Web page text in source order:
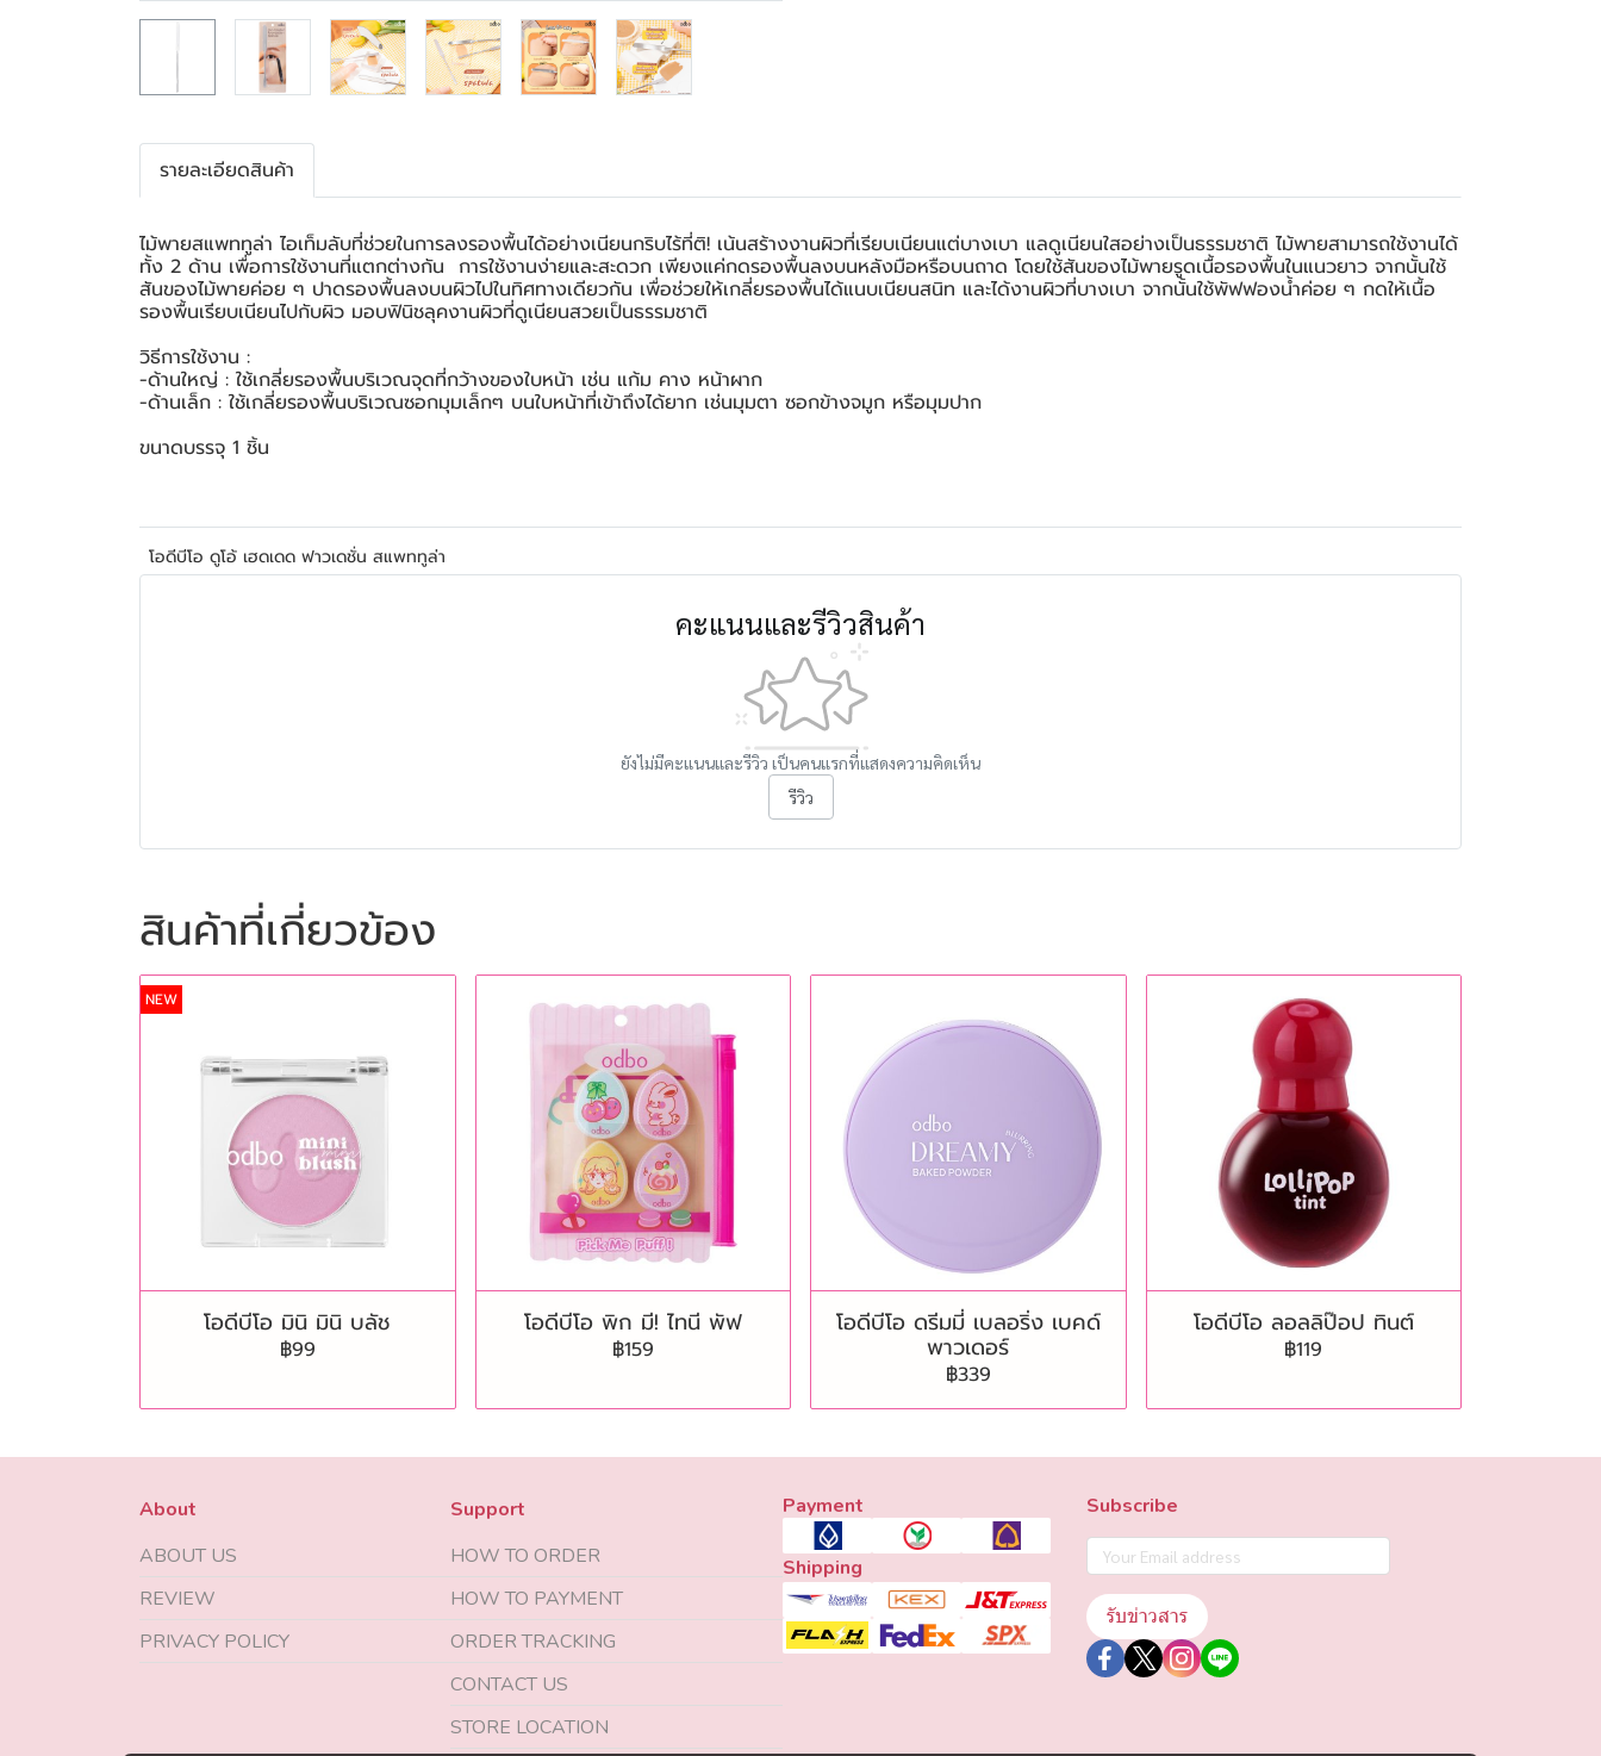
รายละเอียดสินค้า
ไม้พายสแพททูล่า ไอเท็มลับที่ช่วยในการลงรองพื้นได้อย่างเนียนกริบไร้ที่ติ! เน้นสร้างงานผิวที่เรียบเนียนแต่บางเบา แลดูเนียนใสอย่างเป็นธรรมชาติ ไม้พายสามารถใช้งานได้
ทั้ง 2 ด้าน เพื่อการใช้งานที่แตกต่างกัน การใช้งานง่ายและสะดวก เพียงแค่กดรองพื้นลงบนหลังมือหรือบนถาด โดยใช้สันของไม้พายรูดเนื้อรองพื้นในแนวยาว จากนั้นใช้
สันของไม้พายค่อย ๆ ปาดรองพื้นลงบนผิวไปในทิศทางเดียวกัน เพื่อช่วยให้เกลี่ยรองพื้นได้แนบเนียนสนิท และได้งานผิวที่บางเบา จากนั้นใช้พัฟฟองน้ำค่อย ๆ กดให้เนื้อ
รองพื้นเรียบเนียนไปกับผิว มอบฟินิชลุคงานผิวที่ดูเนียนสวยเป็นธรรมชาติ
วิธีการใช้งาน :
-ด้านใหญ่ : ใช้เกลี่ยรองพื้นบริเวณจุดที่กว้างของใบหน้า เช่น แก้ม คาง หน้าผาก
-ด้านเล็ก : ใช้เกลี่ยรองพื้นบริเวณซอกมุมเล็กๆ บนใบหน้าที่เข้าถึงได้ยาก เช่นมุมตา ซอกข้างจมูก หรือมุมปาก
ขนาดบรรจุ 1 ชิ้น
โอดีบีโอ ดูโอ้ เฮดเดด ฟาวเดชั่น สแพททูล่า
คะแนนและรีวิวสินค้า
ยังไม่มีคะแนนและรีวิว เป็นคนแรกที่แสดงความคิดเห็น
รีวิว
สินค้าที่เกี่ยวข้อง
NEW
โอดีบีโอ มินิ มินิ บลัช
฿99
โอดีบีโอ พิก มี! ไทนี พัฟ
฿159
โอดีบีโอ ดรีมมี่ เบลอริ่ง เบคด์
พาวเดอร์
฿339
โอดีบีโอ ลอลลิป๊อป ทินต์
฿119
About
ABOUT US
REVIEW
PRIVACY POLICY
Support
HOW TO ORDER
HOW TO PAYMENT
ORDER TRACKING
CONTACT US
STORE LOCATION
Payment
Shipping
Subscribe
รับข่าวสาร